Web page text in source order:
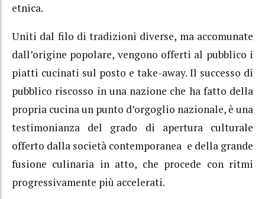
etnica.
Uniti dal filo di tradizioni diverse, ma accomunate
dall’origine popolare, vengono offerti al pubblico i
piatti cucinati sul posto e take-away. Il successo di
pubblico riscosso in una nazione che ha fatto della
propria cucina un punto d’orgoglio nazionale, è una
testimonianza del grado di apertura culturale
offerto dalla società contemporanea e della grande
fusione culinaria in atto, che procede con ritmi
progressivamente più accelerati.